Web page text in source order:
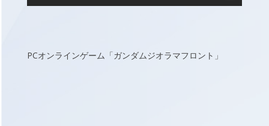
PCオンラインゲーム「ガンダムジオラマフロント」